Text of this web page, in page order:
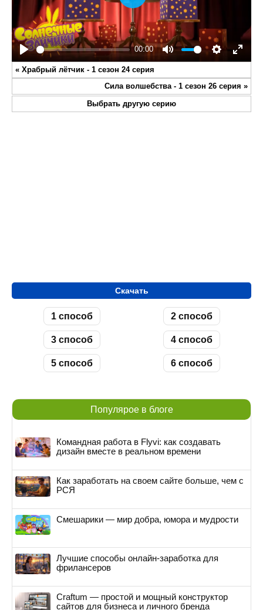
Play
00:00
Mute Settings
Enter
Play
« Храбрый лётчик - 1 сезон 24 серия
Сила волшебства - 1 сезон 26 серия »
Выбрать другую серию
Скачать
1 способ 2 способ
3 способ 4 способ
5 способ 6 способ
Популярое в блоге
Командная работа в Flyvi: как создавать
дизайн вместе в реальном времени
Как заработать на своем сайте больше, чем с
РСЯ
Смешарики — мир добра, юмора и мудрости
Лучшие способы онлайн-заработка для
фрилансеров
Craftum — простой и мощный конструктор
сайтов для бизнеса и личного бренда